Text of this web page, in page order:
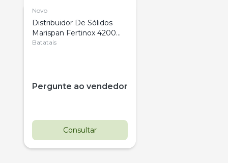
Novo
Distribuidor De Sólidos
Marispan Fertinox 4200
Citrus
Batatais
Pergunte ao vendedor
Consultar